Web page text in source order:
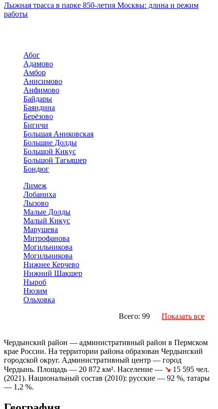
Лыжная трасса в парке 850-летия Москвы: длина и режим
работы
Абог
Адамово
Амбор
Анисимово
Анфимово
Байдары
Баяндина
Берёзово
Бигичи
Большая Аниковская
Большие Долды
Большой Кикус
Большой Тагьяшер
Бондюг
Лимеж
Лобаниха
Лызово
Малые Долды
Малый Кикус
Марушева
Митрофанова
Могильникова
Могильникова
Нижнее Керчево
Нижний Шакшер
Ныроб
Нюзим
Ольховка
Всего: 99
Показать все
Чердынский район — административный район в Пермском
крае России. На территории района образован Чердынский
городской округ. Административный центр — город
Чердынь. Площадь — 20 872 км². Население — ↘ 15 595 чел.
(2021). Национальный состав (2010): русские — 92 %, татары
— 1,2 %.